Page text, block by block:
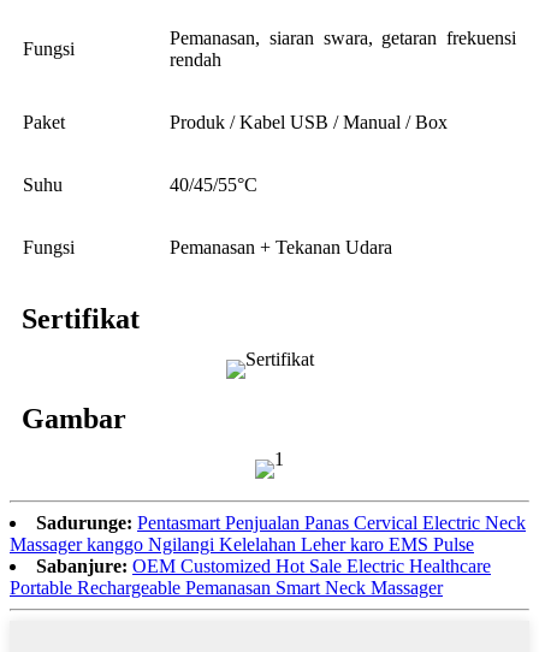
Fungsi
Pemanasan, siaran swara, getaran frekuensi
rendah
Paket Produk / Kabel USB / Manual / Box
Suhu 40/45/55°C
Fungsi Pemanasan + Tekanan Udara
Sertifikat
Gambar
Sadurunge: Pentasmart Penjualan Panas Cervical Electric Neck
Massager kanggo Ngilangi Kelelahan Leher karo EMS Pulse
Sabanjure: OEM Customized Hot Sale Electric Healthcare
Portable Rechargeable Pemanasan Smart Neck Massager